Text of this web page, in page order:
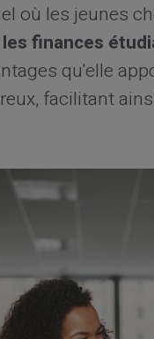
où les jeunes
finances
qu'elle
facilitant